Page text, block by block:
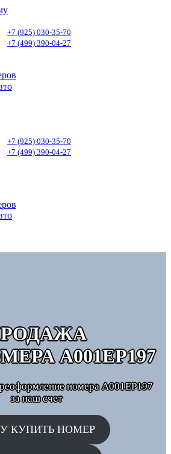
+7 (925) 030-35-70
+7 (499) 390-04-27
+7 (925) 030-35-70
+7 (499) 390-04-27
А001ЕР197
номера А001ЕР197
за наш счет
КУПИТЬ НОМЕР